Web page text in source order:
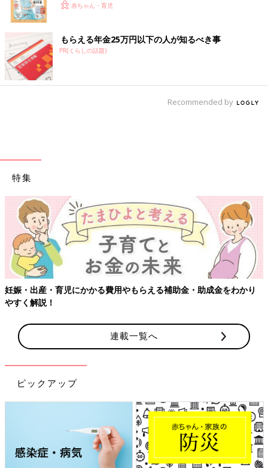
赤ちゃん・育児
もらえる年金25万円以下の人が知るべき事
PR(くらしの話題)
Recommended by
特集
妊娠・出産・育児にかかる費用やもらえる補助金・助成金をわかり
やすく解説！
連載一覧へ
ピックアップ